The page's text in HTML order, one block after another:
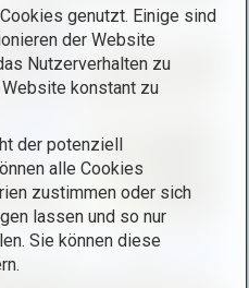
L
i
g
h
b
o
x
ö
f
f
genutzt. Einige sind
der Website
Nutzerverhalten zu
konstant zu
der potenziell
alle Cookies
zustimmen oder sich
lassen und so nur
Sie können diese